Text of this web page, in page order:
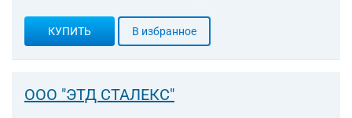
КУПИТЬ В избранное
ООО "ЭТД СТАЛЕКС"